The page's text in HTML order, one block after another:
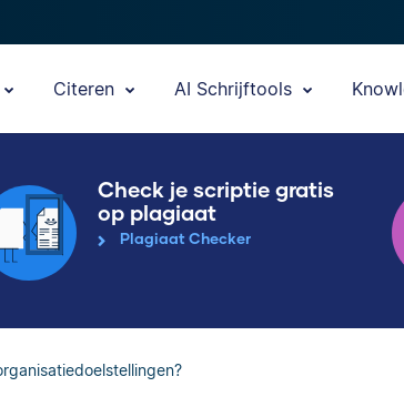
Citeren AI Schrijftools
Check je scriptie gratis
op plagiaat
Plagiaat Checker